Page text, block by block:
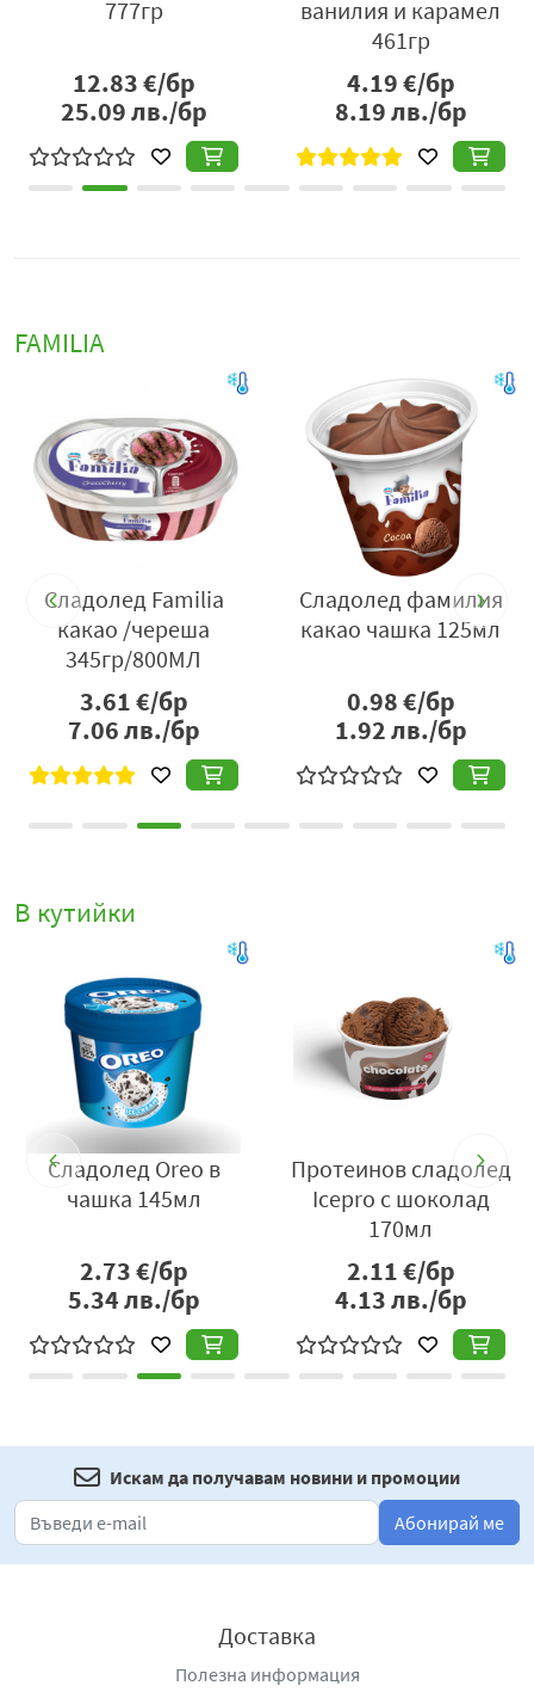
Благодарение на своята класическа рецепта и познат
вкус, сладоледът Familia е подходящ за всякакви
ситуации – след хранене, като освежаващо
удоволствие през деня или като малък десертен
момент за наслада.
Сладоледът Familia с ванилия съчетава кремообразна
шосе“ 261, София, 1220, България,
777гр
12.83€/бр
25.09лв./бр
ванилия и карамел
461гр
4.19€/бр
8.19лв./бр
FAMILIA
Сладолед Familia
какао /череша
345гр/800МЛ
3.61€/бр
7.06лв./бр
Сладолед фамилия
какао чашка 125мл
0.98€/бр
1.92лв./бр
В кутийки
Сладолед Oreo в
чашка 145мл
2.73€/бр
5.34лв./бр
Протеинов сладолед
Icepro с шоколад
170мл
2.11€/бр
4.13лв./бр
Искам да получавам новини и промоции
Абонирай ме
Доставка
Полезна информация